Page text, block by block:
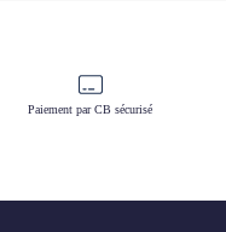
Paiement par CB sécurisé